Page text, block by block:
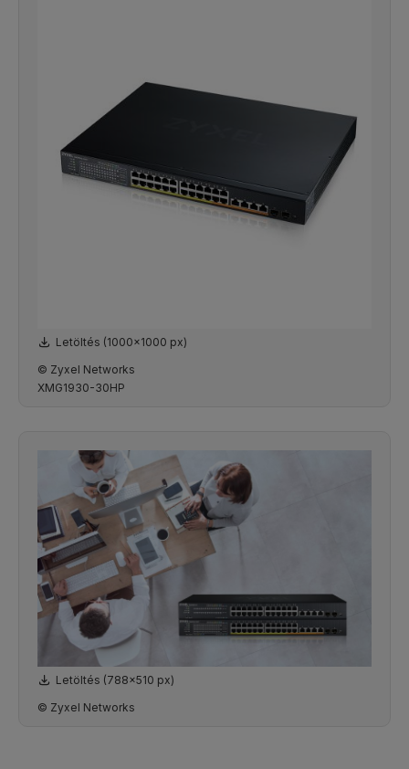
Letöltés (1000x1000 px)
© Zyxel Networks
XMG1930-30HP
Letöltés (788x510 px)
© Zyxel Networks